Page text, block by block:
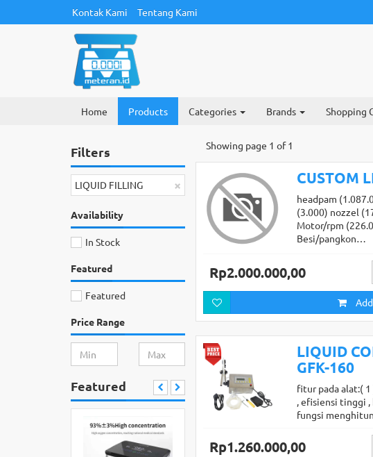
Kontak Kami Tentang Kami
Home Products Categories Brands Shopping
Filters
×
LIQUID FILLING
Availability
In Stock
Featured
Featured
Price Range
Featured
Showing page 1 of 1
CUSTOM
headpam
(3.000) nozzel
Motor/rpm
Besi/pangkon…
Rp2.000.000,00
LIQUID
GFK-160
fitur pada alat:(
, efisiensi tinggi ,
fungsi
Rp1.260.000,00